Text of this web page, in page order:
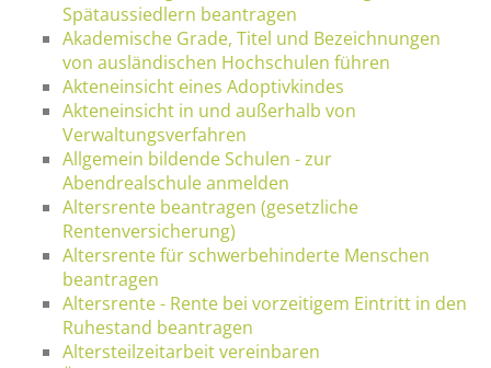
Spätaussiedlern beantragen
Akademische Grade, Titel und Bezeichnungen
von ausländischen Hochschulen führen
Akteneinsicht eines Adoptivkindes
Akteneinsicht in und außerhalb von
Verwaltungsverfahren
Allgemein bildende Schulen - zur
Abendrealschule anmelden
Altersrente beantragen (gesetzliche
Rentenversicherung)
Altersrente für schwerbehinderte Menschen
beantragen
Altersrente - Rente bei vorzeitigem Eintritt in den
Ruhestand beantragen
Altersteilzeitarbeit vereinbaren